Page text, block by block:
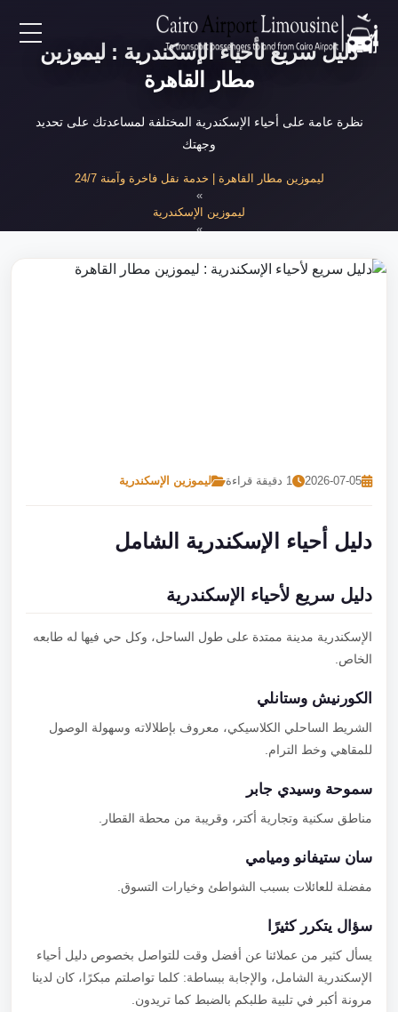
EN
خدمات المطار
نحن
دليل سريع لأحياء الإسكندرية : ليموزين
مطار القاهرة
نظرة عامة على أحياء الإسكندرية المختلفة لمساعدتك على تحديد
وجهتك
ليموزين مطار القاهرة | خدمة نقل فاخرة وآمنة 24/7
ليموزين الإسكندرية
»
2026-07-05 1 دقيقة قراءة ليموزين الإسكندرية
دليل أحياء الإسكندرية الشامل
دليل سريع لأحياء الإسكندرية
الإسكندرية مدينة ممتدة على طول الساحل، وكل حي فيها له طابعه
الخاص.
الكورنيش وستانلي
الشريط الساحلي الكلاسيكي، معروف بإطلالاته وسهولة الوصول
للمقاهي وخط الترام.
سموحة وسيدي جابر
مناطق سكنية وتجارية أكتر، وقريبة من محطة القطار.
سان ستيفانو وميامي
مفضلة للعائلات بسبب الشواطئ وخيارات التسوق.
سؤال يتكرر كثيرًا
يسأل كثير من عملائنا عن أفضل وقت للتواصل بخصوص دليل أحياء
الإسكندرية الشامل، والإجابة ببساطة: كلما تواصلتم مبكرًا، كان لدينا
مرونة أكبر في تلبية طلبكم بالضبط كما تريدون.